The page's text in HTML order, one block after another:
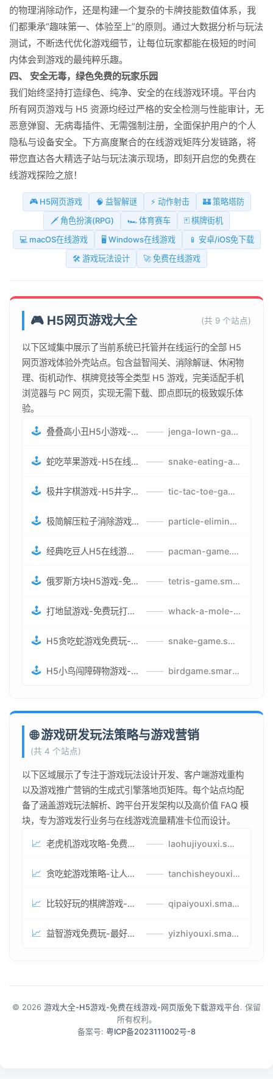
的物理消除动作，还是构建一个复杂的卡牌技能数值体系，我
们都秉承“趣味第一、体验至上”的原则。通过大数据分析与玩法
测试，不断迭代优化游戏细节，让每位玩家都能在极短的时间
内体会到游戏的最纯粹乐趣。
四、 安全无毒，绿色免费的玩家乐园
我们始终坚持打造绿色、纯净、安全的在线游戏环境。平台内
所有网页游戏与 H5 资源均经过严格的安全检测与性能审计，无
恶意弹窗、无病毒插件、无需强制注册，全面保护用户的个人
隐私与设备安全。下方高度聚合的在线游戏矩阵分发链路，将
带您直达各大精选子站与玩法演示现场，即刻开启您的免费在
线游戏探险之旅！
🎮 H5网页游戏 🧠 益智解谜 ⚡ 动作射击
🏰 策略塔防
🗡️ 角色扮演(RPG)
🏎️ 体育赛车
🃏 棋牌街机
💻 macOS在线游戏
🖥️ Windows在线游戏
📱 安卓/iOS免下载
🛠️ 游戏玩法设计
🚀 免费在线游戏
🎮 H5网页游戏大全 (共 9 个站点)
以下区域集中展示了当前系统已托管并在线运行的全部 H5
网页游戏体验外壳站点。包含益智闯关、消除解谜、休闲物
理、街机动作、棋牌竞技等全类型 H5 游戏，完美适配手机
浏览器与 PC 网页，实现无需下载、即点即玩的极致娱乐体
验。
🕹️ 叠叠高小丑H5小游戏-刺激游戏叠叠高小丑竞技赛-网页在线叠叠高小丑闯关游戏 —— jenga-lown-game.smartwatchmanufacturer.cn
🕹️ 蛇吃苹果游戏-H5在线蛇吃苹果网页游戏-有趣休闲游戏 —— snake-eating-apple-game.smartwatchmanufacturer.cn
🕹️ 极井字棋游戏-H5井字棋免费游戏-在线闯关变身超人打怪兽井字棋游戏 —— tic-tac-toe-game.smartwatchmanufacturer.cn
🕹️ 极简解压粒子消除游戏-免费H5粒子消除在线游戏 —— particle-elimination-game.smartwatchmanufacturer.cn
🕹️ 经典吃豆人H5在线游戏-5关挑战BOSS机枪决战版吃豆人怪兽游戏 —— pacman-game.smartwatchmanufacturer.cn
🕹️ 俄罗斯方块H5游戏-免费获取俄罗斯方块攻略-俄罗斯方块怪兽游戏策略 —— tetris-game.smartwatchmanufacturer.cn
🕹️ 打地鼠游戏-免费玩打地鼠H5网页游戏-打地鼠游戏官网 —— whack-a-mole-game.smartwatchmanufacturer.cn
🕹️ H5贪吃蛇游戏免费玩-最好的网页在线贪吃蛇游戏-贪吃蛇H5游戏攻略 —— snake-game.smartwatchmanufacturer.cn
🕹️ H5小鸟闯障碍物游戏-网页在线游戏小鸟闯关 —— birdgame.smartwatchmanufacturer.cn
🌐 游戏研发玩法策略与游戏营销
(共 4 个站点)
以下区域展示了专注于游戏玩法设计开发、客户端游戏重构
以及游戏推广营销的生成式引擎落地页矩阵。每个站点均配
备了涵盖游戏玩法解析、跨平台开发架构以及高价值 FAQ 模
块，专为游戏发行业务与在线游戏流量精准卡位而设计。
📈 老虎机游戏攻略-免费试玩的老虎机游戏-老虎机游戏币兑换方式 —— laohujiyouxi.smartwatchmanufacturer.cn
📈 贪吃蛇游戏策略-让人头大的贪吃蛇游戏-贪吃蛇游戏攻略指南 —— tanchisheyouxicelv.smartwatchmanufacturer.cn
📈 比较好玩的棋牌游戏-高难度棋牌游戏-棋牌游戏到底怎么玩 —— qipaiyouxi.smartwatchmanufacturer.cn
📈 益智游戏免费玩-最好的益智游戏-有趣的益智游戏策略 —— yizhiyouxi.smartwatchmanufacturer.cn
© 2026 游戏大全-H5游戏-免费在线游戏-网页版免下载游戏平台. 保留
所有权利。
备案号: 粤ICP备2023111002号-8